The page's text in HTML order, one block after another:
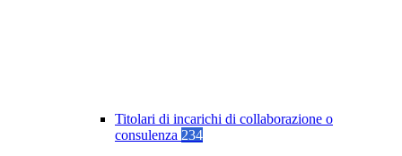
Titolari di incarichi di collaborazione o
consulenza 234